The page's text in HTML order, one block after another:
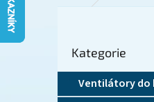
r
kategorie
Kategorie
Ventilátory do